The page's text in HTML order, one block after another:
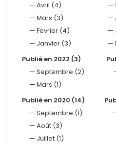
Avril (4)
Mars (3)
Fevrier (4)
Janvier (3)
Publié en 2022 (3)
Septembre (2)
Mars (1)
Publié en 2020 (14)
Septembre (1)
Août (3)
Juillet (1)